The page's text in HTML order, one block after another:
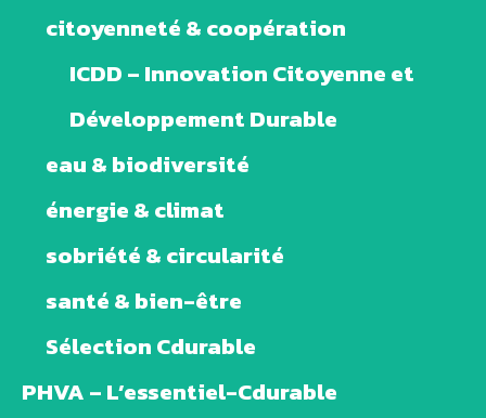
citoyenneté & coopération
ICDD – Innovation Citoyenne et
Développement Durable
eau & biodiversité
énergie & climat
sobriété & circularité
santé & bien-être
Sélection Cdurable
PHVA – L’essentiel-Cdurable